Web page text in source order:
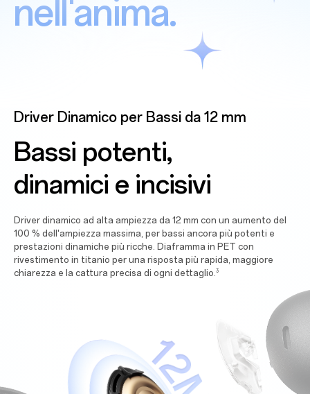
nell'anima.
Driver Dinamico per Bassi da 12 mm
Bassi potenti,
dinamici e incisivi
Driver dinamico ad alta ampiezza da 12 mm con un aumento del
100 % dell'ampiezza massima, per bassi ancora più potenti e
prestazioni dinamiche più ricche. Diaframma in PET con
rivestimento in titanio per una risposta più rapida, maggiore
chiarezza e la cattura precisa di ogni dettaglio. 3